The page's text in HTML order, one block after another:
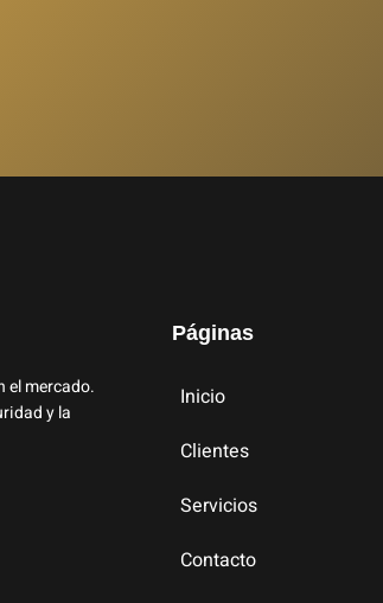
el mercado.
y la
Páginas
Inicio
Clientes
Servicios
Contacto